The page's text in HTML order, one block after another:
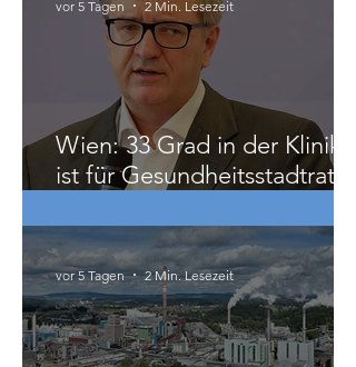
zu weit geht
Wien: 33 Grad in der Klinik
ist für Gesundheitsstadtrat
Hacker „ziemlich relativ“
2 Min. Lesezeit
vor 5 Tagen 2 Min. Lesezeit